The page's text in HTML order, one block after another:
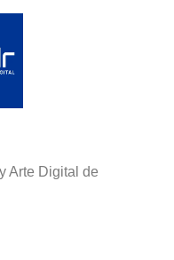
Arte Digital de